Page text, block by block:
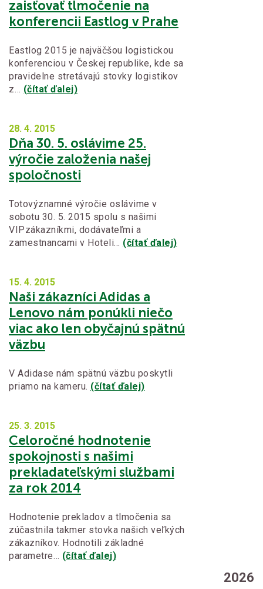
zaisťovať tlmočenie na
konferencii Eastlog v Prahe
Eastlog 2015 je najväčšou logistickou
konferenciou v Českej republike, kde sa
pravidelne stretávajú stovky logistikov
z… (čítať ďalej)
28. 4. 2015
Dňa 30. 5. oslávime 25.
výročie založenia našej
spoločnosti
Totovýznamné výročie oslávime v
sobotu 30. 5. 2015 spolu s našimi
VIPzákazníkmi, dodávateľmi a
zamestnancami v Hoteli… (čítať ďalej)
15. 4. 2015
Naši zákazníci Adidas a
Lenovo nám ponúkli niečo
viac ako len obyčajnú spätnú
väzbu
V Adidase nám spätnú väzbu poskytli
priamo na kameru. (čítať ďalej)
25. 3. 2015
Celoročné hodnotenie
spokojnosti s našimi
prekladateľskými službami
za rok 2014
Hodnotenie prekladov a tlmočenia sa
zúčastnila takmer stovka našich veľkých
zákazníkov. Hodnotili základné
parametre… (čítať ďalej)
2026